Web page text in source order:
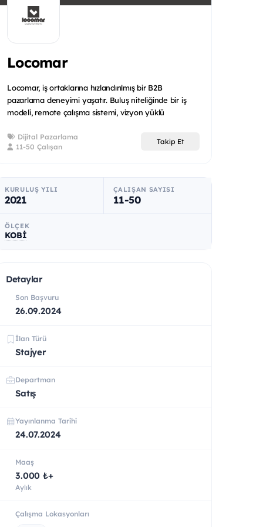
Locomar
Locomar, iş ortaklarına hızlandırılmış bir B2B
pazarlama deneyimi yaşatır. Buluş niteliğinde bir iş
modeli, remote çalışma sistemi, vizyon yüklü
Dijital Pazarlama
11-50 Çalışan
Takip Et
KURULUŞ YILI
2021
ÇALIŞAN SAYISI
11-50
ÖLÇEK
KOBİ
Detaylar
Son Başvuru
26.09.2024
İlan Türü
Stajyer
Departman
Satış
Yayınlanma Tarihi
24.07.2024
Maaş
3.000 ₺+
Aylık
Çalışma Lokasyonları